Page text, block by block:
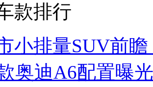
款排行
小排量SUV前
奥迪A6配置曝